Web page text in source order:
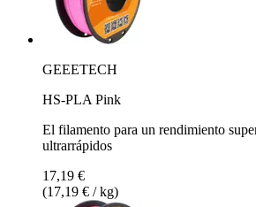
GEEETECH
HS-PLA Pink
El filamento para un rendimiento
ultrarrápidos
17,19 €
(17,19 € / kg)